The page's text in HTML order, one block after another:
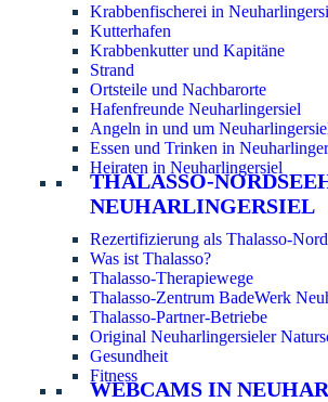
Krabbenfischerei in
Kutterhafen
Krabbenkutter und Kapitäne
Strand
Ortsteile und Nachbarorte
Hafenfreunde Neuharlingersiel
Angeln in und um
Essen und Trinken in
Heiraten in Neuharlingersiel
THALASSO-
NEUHARLINGERSIEL
Rezertifizierung als Thalasso-
Was ist Thalasso?
Thalasso-Therapiewege
Thalasso-Zentrum BadeWerk
Thalasso-Partner-Betriebe
Original Neuharlingersieler
Gesundheit
Fitness
WEBCAMS IN